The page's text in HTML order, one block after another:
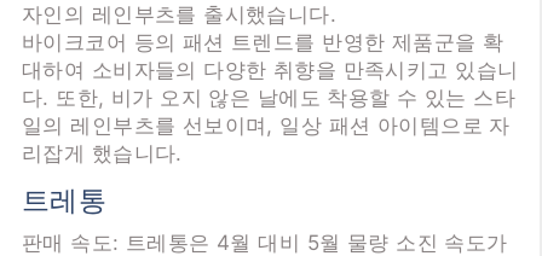
자인의 레인부츠를 출시했습니다.
바이크코어 등의 패션 트렌드를 반영한 제품군을 확
대하여 소비자들의 다양한 취향을 만족시키고 있습니
다. 또한, 비가 오지 않은 날에도 착용할 수 있는 스타
일의 레인부츠를 선보이며, 일상 패션 아이템으로 자
리잡게 했습니다.
트레통
판매 속도: 트레통은 4월 대비 5월 물량 소진 속도가